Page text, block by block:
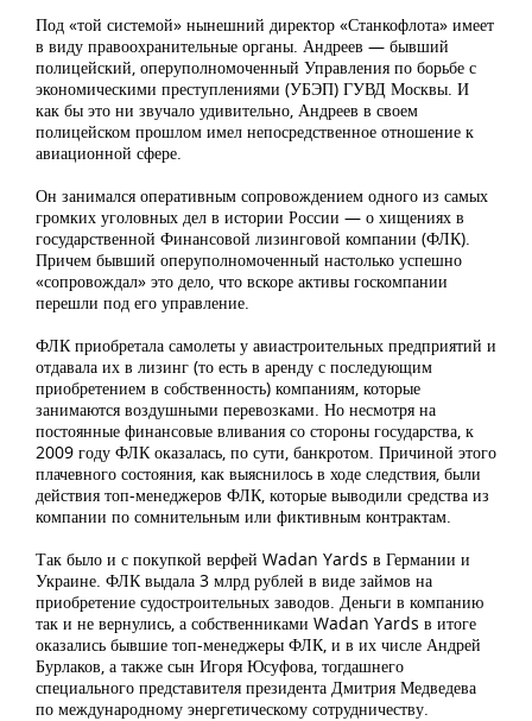
Под «той системой» нынешний директор «Станкофлота» имеет
в виду правоохранительные органы. Андреев — бывший
полицейский, оперуполномоченный Управления по борьбе с
экономическими преступлениями (УБЭП) ГУВД Москвы. И
как бы это ни звучало удивительно, Андреев в своем
полицейском прошлом имел непосредственное отношение к
авиационной сфере.
Он занимался оперативным сопровождением одного из самых
громких уголовных дел в истории России — о хищениях в
государственной Финансовой лизинговой компании (ФЛК).
Причем бывший опер­уполномоченный настолько успешно
«сопровождал» это дело, что вскоре активы госкомпании
перешли под его управление.
ФЛК приобретала самолеты у авиастроительных предприятий и
отдавала их в лизинг (то есть в аренду с последующим
приобретением в собственность) компаниям, которые
занимаются воздушными перевозками. Но несмотря на
постоянные финансовые вливания со стороны государства, к
2009 году ФЛК оказалась, по сути, банкротом. Причиной этого
плачевного состояния, как выяснилось в ходе следствия, были
действия топ-менеджеров ФЛК, которые выводили средства из
компании по сомнительным или фиктивным контрактам.
Так было и с покупкой верфей Wadan Yards в Германии и
Украине. ФЛК выдала 3 млрд рублей в виде займов на
приобретение судостроительных заводов. Деньги в компанию
так и не вернулись, а собственниками Wadan Yards в итоге
оказались бывшие топ-менеджеры ФЛК, и в их числе Андрей
Бурлаков, а также сын Игоря Юсуфова, тогдашнего
специального представителя президента Дмитрия Медведева
по международному энергетическому сотрудничеству.